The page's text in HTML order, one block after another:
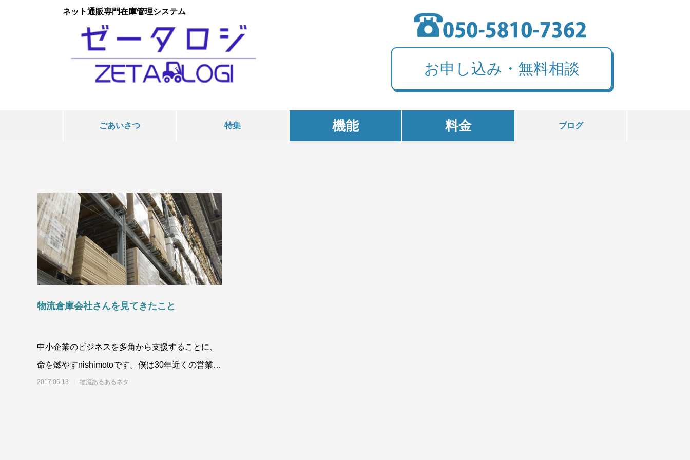
ネット通販専門在庫管理システム
お申し込み・無料相談
ごあいさつ 特集 機能 料金 ブログ
物流倉庫会社さんを見てきたこと
中小企業のビジネスを多角から支援することに、
命を燃やすnishimotoです。僕は30年近くの営業経
験の中で、いくつかの物流倉庫会社
2017.06.13 物流あるあるネタ